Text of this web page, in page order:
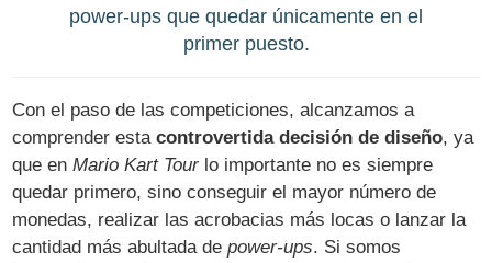
power-ups que quedar únicamente en el
primer puesto.
Con el paso de las competiciones, alcanzamos a
comprender estacontrovertida decisión de diseño, ya
que enMario Kart Tourlo importante no es siempre
quedar primero, sino conseguir el mayor número de
monedas, realizar las acrobacias más locas o lanzar la
cantidad más abultada depower-ups. Si somos